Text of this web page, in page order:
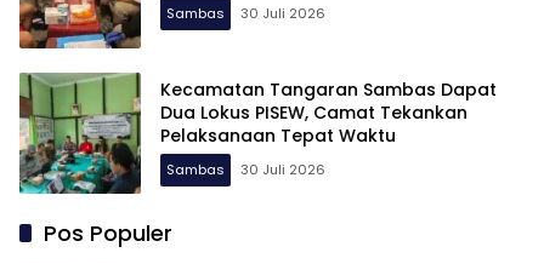
Sambas 30 Juli 2026
Kecamatan Tangaran Sambas Dapat
Dua Lokus PISEW, Camat Tekankan
Pelaksanaan Tepat Waktu
Sambas 30 Juli 2026
Pos Populer